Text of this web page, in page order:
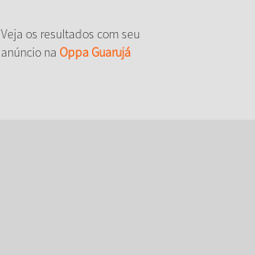
Veja os resultados com seu
anúncio na Oppa Guarujá